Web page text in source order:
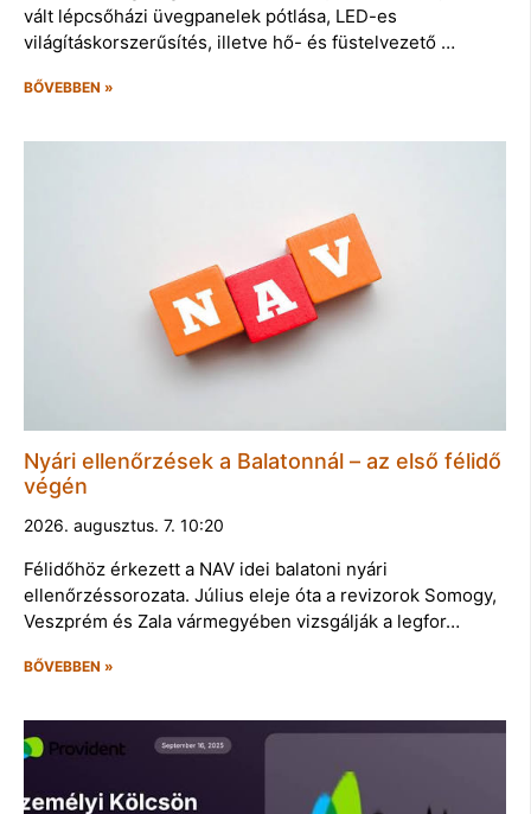
vált lépcsőházi üvegpanelek pótlása, LED-es
világításkorszerűsítés, illetve hő- és füstelvezető …
BŐVEBBEN »
Nyári ellenőrzések a Balatonnál – az első félidő
végén
2026. augusztus. 7. 10:20
Félidőhöz érkezett a NAV idei balatoni nyári
ellenőrzéssorozata. Július eleje óta a revizorok Somogy,
Veszprém és Zala vármegyében vizsgálják a legfor…
BŐVEBBEN »